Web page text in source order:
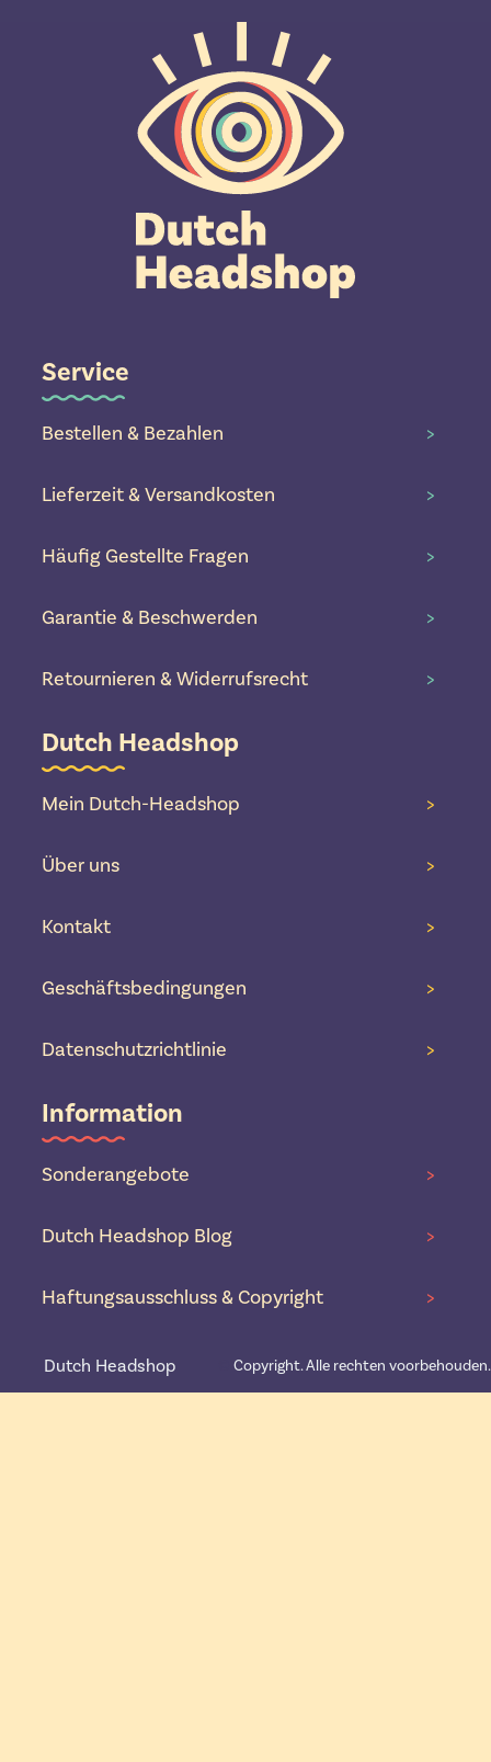
Service
Bestellen & Bezahlen >
Lieferzeit & Versandkosten >
Häufig Gestellte Fragen >
Garantie & Beschwerden >
Retournieren & Widerrufsrecht >
Dutch Headshop
Mein Dutch-Headshop >
Über uns >
Kontakt >
Geschäftsbedingungen >
Datenschutzrichtlinie >
Information
Sonderangebote >
Dutch Headshop Blog >
Haftungsausschluss & Copyright >
Dutch Headshop Copyright. Alle rechten voorbehouden.